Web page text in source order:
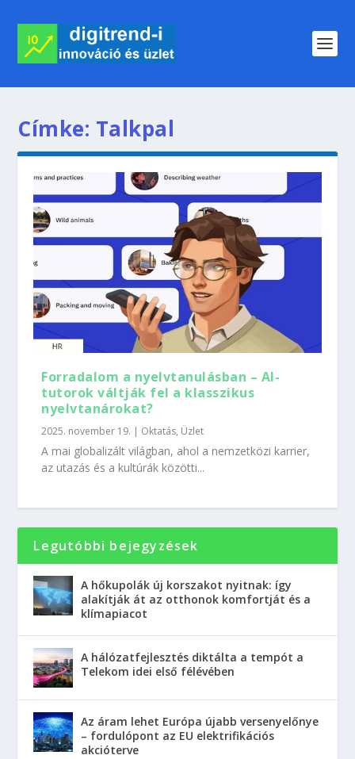
Címke: Talkpal
Forradalom a nyelvtanulásban – AI-
tutorok váltják fel a klasszikus
nyelvtanárokat?
2025. november 19. | Oktatás, Üzlet
A mai globalizált világban, ahol a nemzetközi karrier,
az utazás és a kultúrák közötti...
Legutóbbi bejegyzések
A hőkupolák új korszakot nyitnak: így
alakítják át az otthonok komfortját és a
klímapiacot
A hálózatfejlesztés diktálta a tempót a
Telekom idei első félévében
Az áram lehet Európa újabb versenyelőnye
– fordulópont az EU elektrifikációs
akcióterve